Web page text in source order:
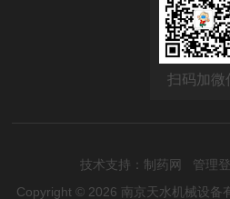
扫码加微
技术支持： 制药网 管理
Copyright © 2026 南京天水机械设备